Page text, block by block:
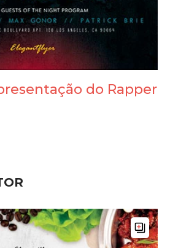
do Rapper